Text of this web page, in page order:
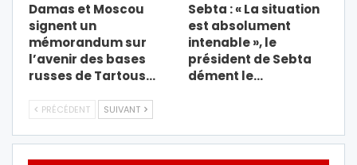
Damas et Moscou
signent un
mémorandum sur
l’avenir des bases
russes de Tartous…
Sebta : « La situation
est absolument
intenable », le
président de Sebta
dément le…
PRÉCÉDENT SUIVANT